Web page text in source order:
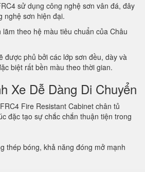
sử dụng công nghệ sơn vân đá, đây
nghệ sơn hiện đại.
theo hệ màu tiêu chuẩn của Châu
được phủ bởi các lớp sơn đều, dày và
biệt rất bền màu theo thời gian.
Xe Dễ Dàng Di Chuyển
Fire Resistant Cabinet chân tủ
đặc tạo sự chắc chắn thuận tiện trong
thép bóng, khả năng đóng mở mạnh